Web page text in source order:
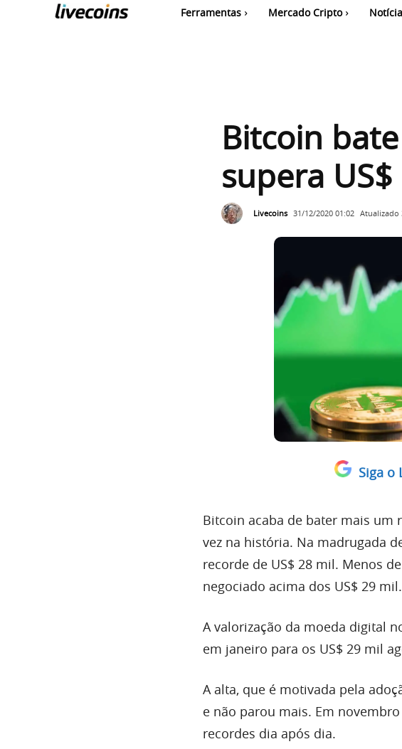
Ferramentas Mercado Cripto
Bitcoin
supera
Livecoins 31/12/2020 01:02 Atualizado
Siga o
Bitcoin acaba de bater mais um
vez na história. Na madrugada
recorde de US$ 28 mil. Menos
negociado acima dos US$ 29 mil.
A valorização da moeda digital
em janeiro para os US$ 29 mil
A alta, que é motivada pela
e não parou mais. Em
recordes dia após dia.